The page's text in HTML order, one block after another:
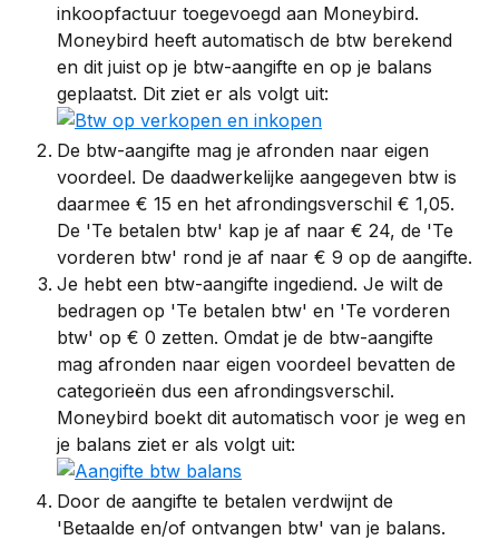
inkoopfactuur toegevoegd aan Moneybird.
Moneybird heeft automatisch de btw berekend
en dit juist op je btw-aangifte en op je balans
geplaatst. Dit ziet er als volgt uit:
De btw-aangifte mag je afronden naar eigen
voordeel. De daadwerkelijke aangegeven btw is
daarmee € 15 en het afrondingsverschil € 1,05.
De 'Te betalen btw' kap je af naar € 24, de 'Te
vorderen btw' rond je af naar € 9 op de aangifte.
Je hebt een btw-aangifte ingediend. Je wilt de
bedragen op 'Te betalen btw' en 'Te vorderen
btw' op € 0 zetten. Omdat je de btw-aangifte
mag afronden naar eigen voordeel bevatten de
categorieën dus een afrondingsverschil.
Moneybird boekt dit automatisch voor je weg en
je balans ziet er als volgt uit:
Door de aangifte te betalen verdwijnt de
'Betaalde en/of ontvangen btw' van je balans.